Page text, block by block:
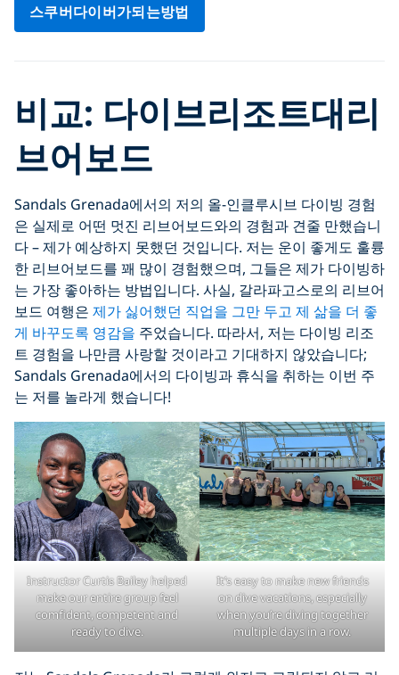
스쿠버다이버가되는방법
비교: 다이브리조트대리
브어보드
Sandals Grenada에서의 저의 올-인클루시브 다이빙 경험
은 실제로 어떤 멋진 리브어보드와의 경험과 견줄 만했습니
다 – 제가 예상하지 못했던 것입니다. 저는 운이 좋게도 훌륭
한 리브어보드를 꽤 많이 경험했으며, 그들은 제가 다이빙하
는 가장 좋아하는 방법입니다. 사실, 갈라파고스로의 리브어
보드 여행은 제가 싫어했던 직업을 그만 두고 제 삶을 더 좋
게 바꾸도록 영감을 주었습니다. 따라서, 저는 다이빙 리조
트 경험을 나만큼 사랑할 것이라고 기대하지 않았습니다;
Sandals Grenada에서의 다이빙과 휴식을 취하는 이번 주
는 저를 놀라게 했습니다!
Instructor Curtis Bailey helped
make our entire group feel
comfident, competent and
ready to dive.
It’s easy to make new friends
on dive vacations, especially
when you’re diving together
multiple days in a row.